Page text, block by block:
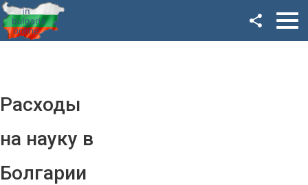
Расходы
на науку в
Болгарии